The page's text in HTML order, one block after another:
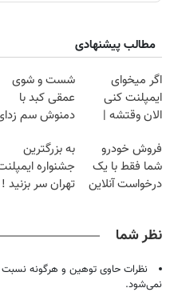
مطالب پیشنهادی
اگر میخوای
ایمپلنت کنی
الان وقتشه |
میلیون تومان!!!
شست و شوی
عمقی کبد با
دمنوش سم
فروش خودرو
شما فقط با یک
درخواست آنلاین
به بزرگترین
جشنواره
تهران سر بزنید !
نظر شما
نظرات حاوی توهین و هرگونه
نمی‌شود.